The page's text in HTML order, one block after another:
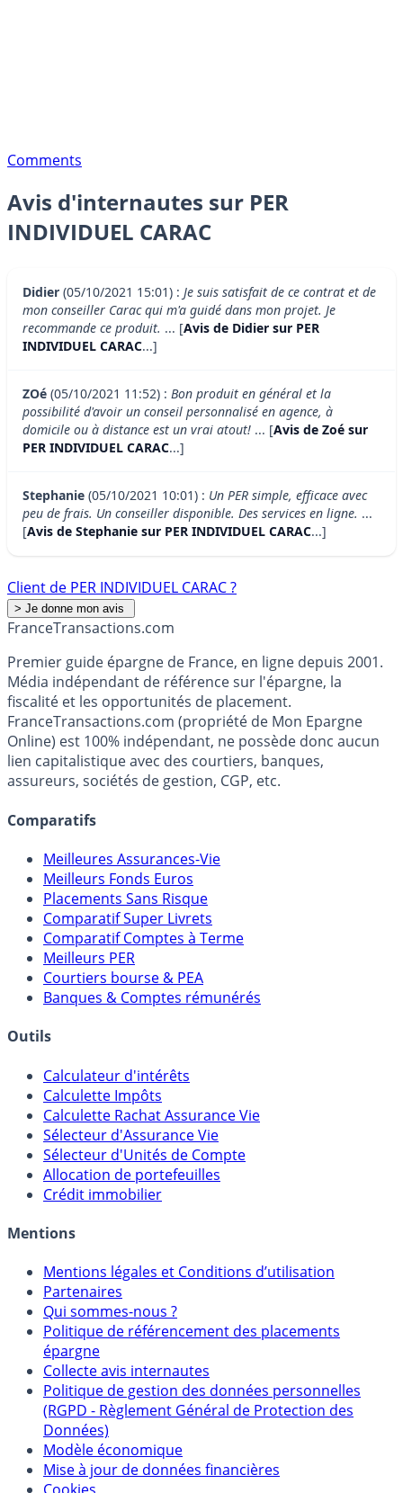
Comments
Avis d'internautes sur PER
INDIVIDUEL CARAC
Didier (05/10/2021 15:01) : Je suis satisfait de ce contrat et de
mon conseiller Carac qui m'a guidé dans mon projet. Je
recommande ce produit. ... [Avis de Didier sur PER
INDIVIDUEL CARAC...]
ZOé (05/10/2021 11:52) : Bon produit en général et la
possibilité d'avoir un conseil personnalisé en agence, à
domicile ou à distance est un vrai atout! ... [Avis de Zoé sur
PER INDIVIDUEL CARAC...]
Stephanie (05/10/2021 10:01) : Un PER simple, efficace avec
peu de frais. Un conseiller disponible. Des services en ligne. ...
[Avis de Stephanie sur PER INDIVIDUEL CARAC...]
Client de PER INDIVIDUEL CARAC ?
FranceTransactions.com
Premier guide épargne de France, en ligne depuis 2001.
Média indépendant de référence sur l'épargne, la
fiscalité et les opportunités de placement.
FranceTransactions.com (propriété de Mon Epargne
Online) est 100% indépendant, ne possède donc aucun
lien capitalistique avec des courtiers, banques,
assureurs, sociétés de gestion, CGP, etc.
Comparatifs
Meilleures Assurances-Vie
Meilleurs Fonds Euros
Placements Sans Risque
Comparatif Super Livrets
Comparatif Comptes à Terme
Meilleurs PER
Courtiers bourse & PEA
Banques & Comptes rémunérés
Outils
Calculateur d'intérêts
Calculette Impôts
Calculette Rachat Assurance Vie
Sélecteur d'Assurance Vie
Sélecteur d'Unités de Compte
Allocation de portefeuilles
Crédit immobilier
Mentions
Mentions légales et Conditions d’utilisation
Partenaires
Qui sommes-nous ?
Politique de référencement des placements
épargne
Collecte avis internautes
Politique de gestion des données personnelles
(RGPD - Règlement Général de Protection des
Données)
Modèle économique
Mise à jour de données financières